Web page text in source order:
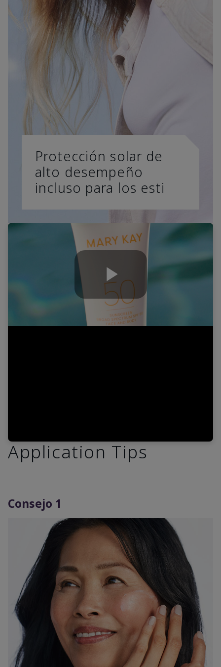
Protección solar de
alto desempeño
incluso para los esti
Play
Application Tips
Consejo 1